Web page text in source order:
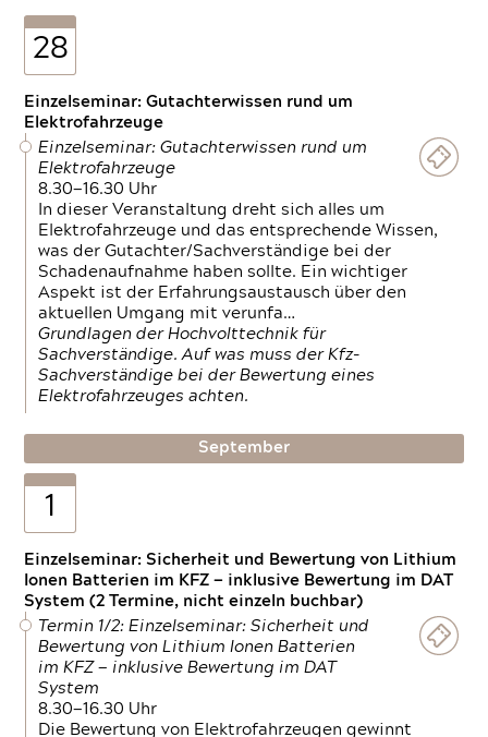
28
Einzelseminar: Gutachterwissen rund um
Elektrofahrzeuge
Einzelseminar: Gutachterwissen rund um
Elektrofahrzeuge
8.30—16.30 Uhr
In dieser Veranstaltung dreht sich alles um
Elektrofahrzeuge und das entsprechende Wissen,
was der Gutachter/Sachverständige bei der
Schadenaufnahme haben sollte. Ein wichtiger
Aspekt ist der Erfahrungsaustausch über den
aktuellen Umgang mit verunfa…
Grundlagen der Hochvolttechnik für
Sachverständige. Auf was muss der Kfz-
Sachverständige bei der Bewertung eines
Elektrofahrzeuges achten.
September
1
Einzelseminar: Sicherheit und Bewertung von Lithium
Ionen Batterien im KFZ — inklusive Bewertung im DAT
System (2 Termine, nicht einzeln buchbar)
Termin 1/2: Einzelseminar: Sicherheit und
Bewertung von Lithium Ionen Batterien
im KFZ — inklusive Bewertung im DAT
System
8.30—16.30 Uhr
Die Bewertung von Elektrofahrzeugen gewinnt